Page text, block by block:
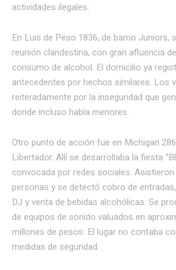
actividades ilegales.
En Luis de Peso 1836, de barrio Juniors,
reunión clandestina, con gran afluencia
consumo de alcohol. El domicilio ya
antecedentes por hechos similares. Los
reiteradamente por la inseguridad que
donde incluso había menores.
Otro punto de acción fue en Michigan
Libertador. Allí se desarrollaba la fiesta
convocada por redes sociales.
personas y se detectó cobro de
DJ y venta de bebidas alcohólicas. Se
de equipos de sonido valuados en
millones de pesos. El lugar no contaba
medidas de seguridad.